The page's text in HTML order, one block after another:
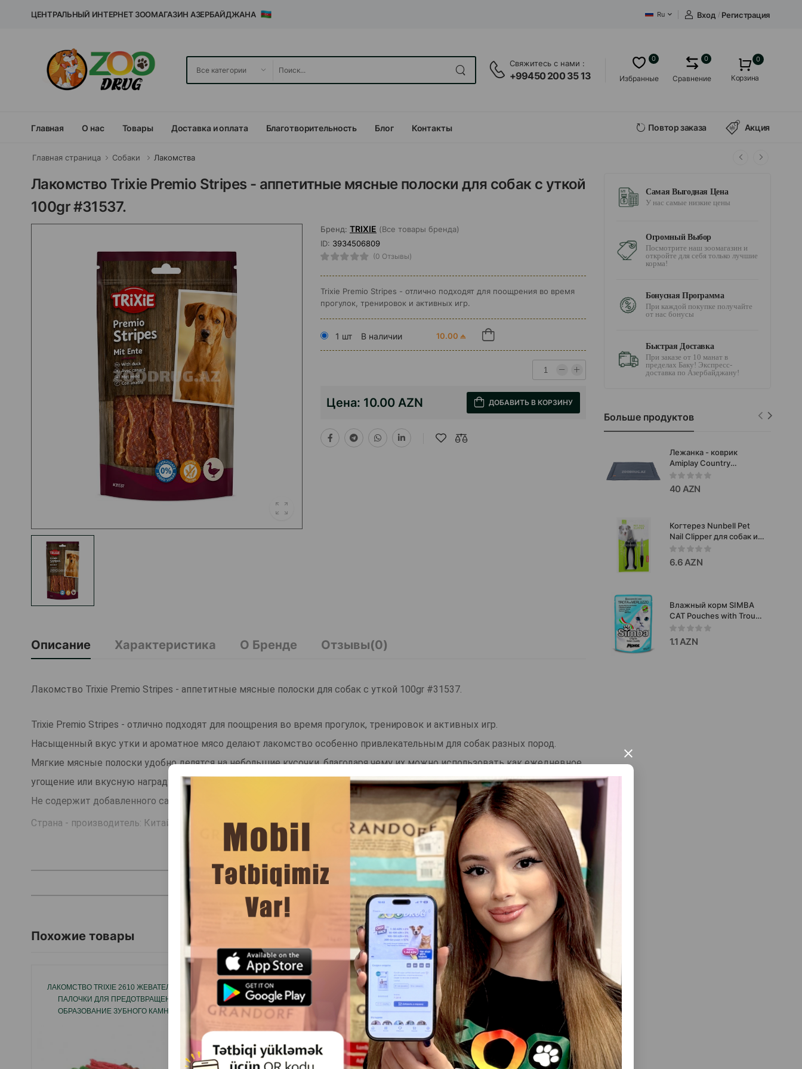
×
ЦЕНТРАЛЬНЫЙ ИНТЕРНЕТ ЗООМАГАЗИН АЗЕРБАЙДЖАНА Ru Вход / Регистрация
Свяжитесь с нами :
+99450 200 35 13 Избранные
0
Сравнение
0 0
Корзина
Главная О нас Товары Доставка и оплата Благотворительность Блог Контакты Повтор заказа Акция
Главная страница Собаки Лакомства
Лакомство Trixie Premio Stripes - аппетитные мясные полоски для собак с уткой
100gr #31537.
Бренд: TRIXIE (Все товары бренда)
ID: 3934506809
(0 Отзывы)
Trixie Premio Stripes - отлично подходят для поощрения во время
прогулок, тренировок и активных игр.
1 шт В наличии 10.00 ₼
Цена: 10.00 AZN ДОБАВИТЬ В КОРЗИНУ
Описание Характеристика О Бренде Отзывы(0)
Лакомство Trixie Premio Stripes - аппетитные мясные полоски для собак с уткой 100gr #31537.
Trixie Premio Stripes - отлично подходят для поощрения во время прогулок, тренировок и активных игр.
Насыщенный вкус утки и ароматное мясо делают лакомство особенно привлекательным для собак разных пород.
Мягкие мясные полоски удобно делятся на небольшие кусочки, благодаря чему их можно использовать как ежедневное
угощение или вкусную награду за хорошее поведение.
Не содержит добавленного сахара и глютена.
Страна - производитель: Китай.
ЧИТАТЬ ДАЛЬШЕ
Похожие товары Смотреть Все
ЛАКОМСТВО TRIXIE 2610 ЖЕВАТЕЛЬНЫЕ
ПАЛОЧКИ ДЛЯ ПРЕДОТВРАЩЕНИЕ
ОБРАЗОВАНИЕ ЗУБНОГО КАМНЯ У
ЛАКОМСТВО 8IN1 110781 DELIGHTS
STRONG M — ЭТО ПРОЧНАЯ
ЖЕВАТЕЛЬНАЯ КОСТОЧКА С
НАТУРАЛЬНЫМ КУРИНЫМ МЯСОМ,
ПЛОТНО ЗАВЕРНУТЫМ ВНУТРИ.
ЛАКОМСТВО 8IN1 DELIGHTS BEEF
TWISTED STICKS — АППЕТИТНЫЕ
ЖЕВАТЕЛЬНЫЕ ПАЛОЧКИ С
НАТУРАЛЬНЫМ ГОВЯЖЬИМ МЯСОМ
ВНУТРИ.
ЛАКОМСТВО ДЛЯ СОБАК CARNILOVE
СУШЁНЫЙ МЯСНОЙ ДЕЛИКАТЕС – ФИЛЕ
ИЗ ГОВЯДИНЫ И ГОВЯЖЬЯ РУЛЬКА 100
Самая Выгодная Цена
У нас самые низкие цены
Огромный Выбор
Посмотрите наш зоомагазин и
откройте для себя только лучшие
корма!
Бонусная Программа
При каждой покупке получайте
от нас бонусы
Быстрая Доставка
При заказе от 10 манат в
пределах Баку! Экспресс-
доставка по Азербайджану!
Больше продуктов
Лежанка - коврик
Amiplay Country​
водонепроницаемый.
Цвет: Серый. Размер: L.
82x60 см. Код товара:
40 AZN
Когтерез Nunbell Pet
Nail Clipper для собак и
кошек #2109.
6.6 AZN
Влажный корм SIMBA
CAT Pouches with Trout
and Codfish для
взрослых кошек с
форелью и треской 100
1.1 AZN